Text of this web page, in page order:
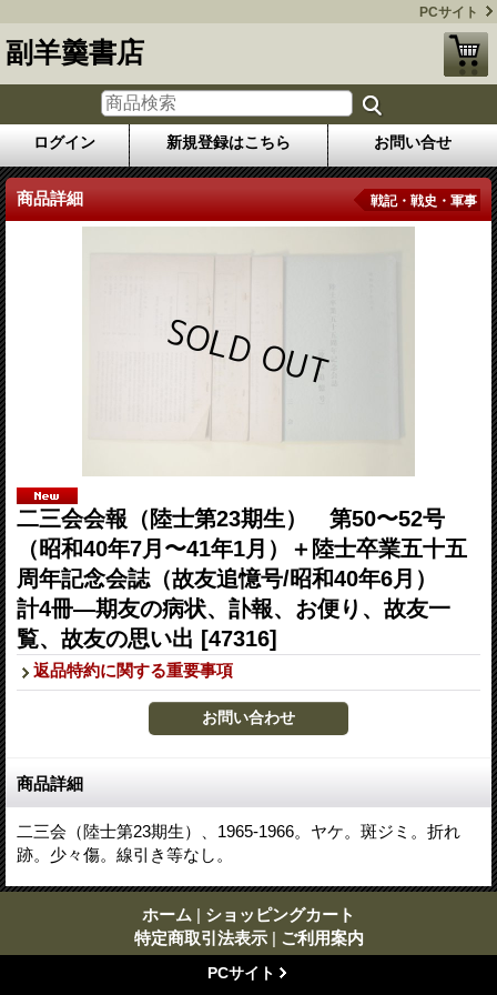
PCサイト
副羊羹書店
ログイン 新規登録はこちら お問い合せ
商品詳細 戦記・戦史・軍事
二三会会報（陸士第23期生） 第50〜52号
（昭和40年7月〜41年1月）＋陸士卒業五十五
周年記念会誌（故友追憶号/昭和40年6月）
計4冊―期友の病状、訃報、お便り、故友一
覧、故友の思い出 [47316]
返品特約に関する重要事項
商品詳細
二三会（陸士第23期生）、1965-1966。ヤケ。斑ジミ。折れ
跡。少々傷。線引き等なし。
ホーム | ショッピングカート
特定商取引法表示 | ご利用案内
PCサイト